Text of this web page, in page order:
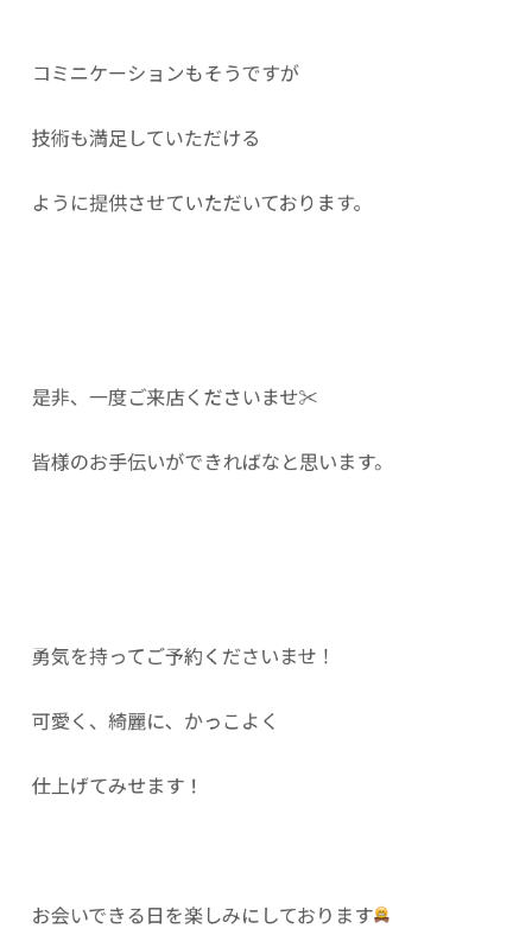
コミニケーションもそうですが
技術も満足していただける
ように提供させていただいております。
是非、一度ご来店くださいませ✂︎
皆様のお手伝いができればなと思います。
勇気を持ってご予約くださいませ！
可愛く、綺麗に、かっこよく
仕上げてみせます！
お会いできる日を楽しみにしております